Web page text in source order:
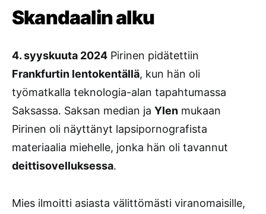
Skandaalin alku
4. syyskuuta 2024 Pirinen pidätettiin
Frankfurtin lentokentällä, kun hän oli
työmatkalla teknologia-alan tapahtumassa
Saksassa. Saksan median ja Ylen mukaan
Pirinen oli näyttänyt lapsipornografista
materiaalia miehelle, jonka hän oli tavannut
deittisovelluksessa.
Mies ilmoitti asiasta välittömästi viranomaisille,